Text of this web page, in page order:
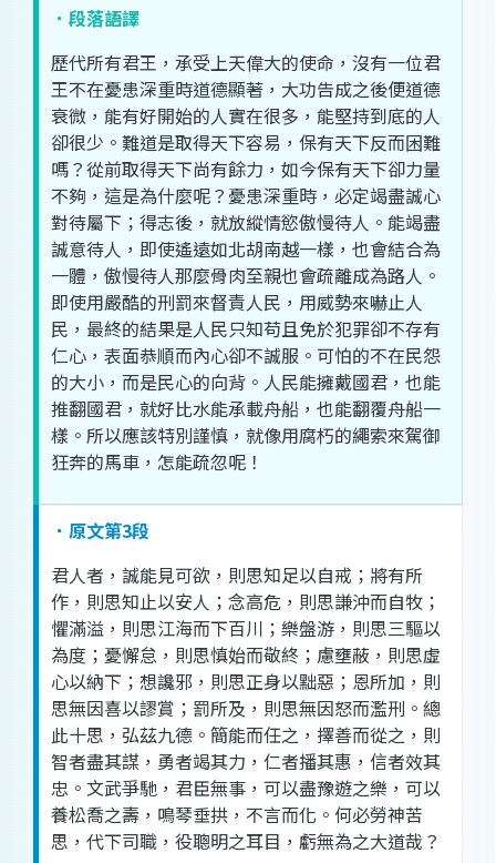
．段落語譯
歷代所有君王 ， 承受上天偉大的使命 ， 沒有一位君
王不在憂患深重時道德顯著 ， 大功告成之後便道德
衰微 ， 能有好開始的人實在很多 ， 能堅持到底的人
卻很少 。 難道是取得天下容易 ， 保有天下反而困難
嗎？從前取得天下尚有餘力 ， 如今保有天下卻力量
不夠 ， 這是為什麼呢？ 憂患深重時 ， 必定竭盡誠心
對待屬下 ； 得志後 ， 就放縱情慾傲慢待人 。 能竭盡
誠意待人 ， 即使遙遠如北胡南越一樣 ， 也會結合為
一體 ， 傲慢待人那麼骨肉至親也會疏離成為路人 。
即使用嚴酷的刑罰來督責人民 ， 用威勢來嚇止人
民 ， 最終的結果是人民只知苟且免於犯罪卻不存有
仁心 ， 表面恭順而內心卻不誠服 。 可怕的不在民怨
的大小 ， 而是民心的向背 。 人民能擁戴國君 ， 也能
推翻國君 ， 就好比水能承載舟船 ， 也能翻覆舟船一
樣 。 所以應該特別謹慎 ， 就像用腐朽的繩索來駕御
狂奔的馬車 ， 怎能疏忽呢 ！
．原文第3段
君人者 ， 誠能見可欲 ， 則思知足以自戒 ； 將有所
作 ， 則思知止以安人 ； 念高危 ， 則思謙沖而自牧 ；
懼滿溢 ， 則思江海而下百川 ； 樂盤游 ， 則思三驅以
為度 ； 憂懈怠 ， 則思慎始而敬終 ； 慮壅蔽 ， 則思虛
心以納下 ； 想讒邪 ， 則思正身以黜惡 ； 恩所加 ， 則
思無因喜以謬賞 ； 罰所及 ， 則思無因怒而濫刑 。 總
此十思 ， 弘茲九德 。 簡能而任之 ， 擇善而從之 ， 則
智者盡其謀 ， 勇者竭其力 ， 仁者播其惠 ， 信者效其
忠 。 文武爭馳 ， 君臣無事 ， 可以盡豫遊之樂 ， 可以
養松喬之壽 ， 鳴琴垂拱 ， 不言而化 。 何必勞神苦
思 ， 代下司職 ， 役聰明之耳目 ， 虧無為之大道哉 ？